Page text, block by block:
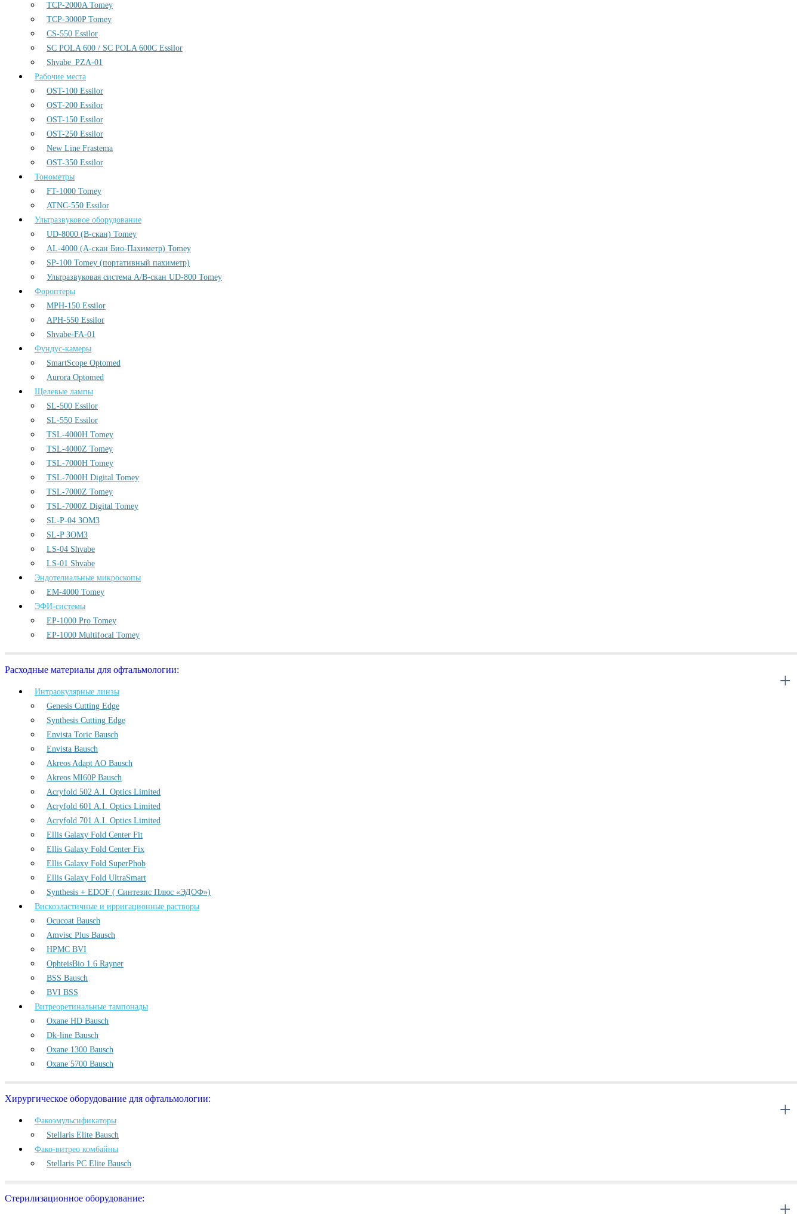
TCP-2000A Tomey
TCP-3000P Tomey
CS-550 Essilor
SC POLA 600 / SC POLA 600С Essilor
Shvabe_PZA-01
Рабочие места
OST-100 Essilor
OST-200 Essilor
OST-150 Essilor
OST-250 Essilor
New Line Frastema
OST-350 Essilor
Тонометры
FT-1000 Tomey
ATNC-550 Essilor
Ультразвуковое оборудование
UD-8000 (В-скан) Tomey
AL-4000 (А-скан Био-Пахиметр) Tomey
SP-100 Tomey (портативный пахиметр)
Ультразвуковая система А/В-скан UD-800 Tomey
Фороптеры
MPH-150 Essilor
APH-550 Essilor
Shvabe-FA-01
Фундус-камеры
SmartScope Optomed
Aurora Optomed
Щелевые лампы
SL-500 Essilor
SL-550 Essilor
TSL-4000H Tomey
TSL-4000Z Tomey
TSL-7000H Tomey
TSL-7000H Digital Tomey
TSL-7000Z Tomey
TSL-7000Z Digital Tomey
SL-P-04 ЗОМЗ
SL-P ЗОМЗ
LS-04 Shvabe
LS-01 Shvabe
Эндотелиальные микроскопы
EM-4000 Tomey
ЭФИ-системы
EP-1000 Pro Tomey
EP-1000 Multifocal Tomey
Расходные материалы для офтальмологии:
Интраокулярные линзы
Genesis Cutting Edge
Synthesis Cutting Edge
Envista Toric Bausch
Envista Bausch
Akreos Adapt AO Bausch
Akreos MI60P Bausch
Acryfold 502 A.I. Optics Limited
Acryfold 601 A.I. Optics Limited
Acryfold 701 A.I. Optics Limited
Ellis Galaxy Fold Center Fit
Ellis Galaxy Fold Center Fix
Ellis Galaxy Fold SuperPhob
Ellis Galaxy Fold UltraSmart
Synthesis + EDOF ( Синтезис Плюс «ЭДОФ»)
Вискоэластичные и ирригационные растворы
Ocucoat Bausch
Amvisc Plus Bausch
HPMC BVI
OphteisBio 1.6 Rayner
BSS Bausch
BVI BSS
Витреоретинальные тампонады
Oxane HD Bausch
Dk-line Bausch
Oxane 1300 Bausch
Oxane 5700 Bausch
Хирургическое оборудование для офтальмологии:
Факоэмульсификаторы
Stellaris Elite Bausch
Фако-витрео комбайны
Stellaris PC Elite Bausch
Стерилизационное оборудование: